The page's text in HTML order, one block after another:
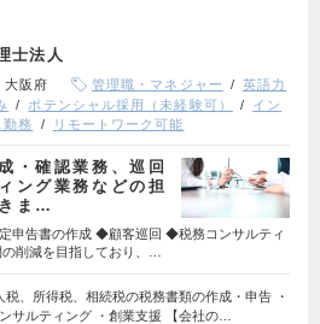
士法人
大阪府 管理職・マネジャー
英語力
ポテンシャル採用（未経験可）
イン
勤務 リモートワーク可能
・確認業務、巡回
ング業務などの担
ま…
申告書の作成 ◆顧客巡回 ◆税務コンサルティ
削減を目指しており、…
税、所得税、相続税の税務書類の作成・申告 ・
サルティング ・創業支援 【会社の…